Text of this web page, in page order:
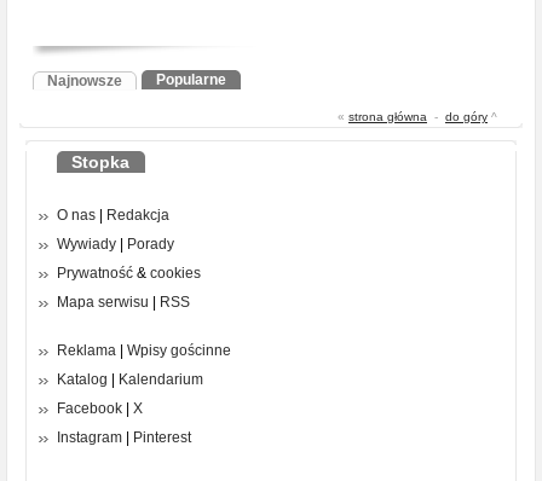
Najnowsze Popularne
« strona główna - do góry ^
Stopka
O nas
Redakcja
Wywiady
Porady
Prywatność & cookies
Mapa serwisu
RSS
Reklama
Wpisy gościnne
Katalog
Kalendarium
Facebook
X
Instagram
Pinterest